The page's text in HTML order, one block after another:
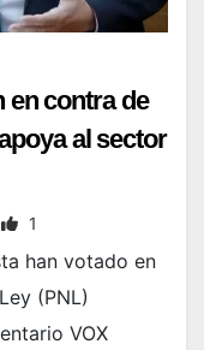
en contra de
al sector
1
han votado en
(PNL)
VOX